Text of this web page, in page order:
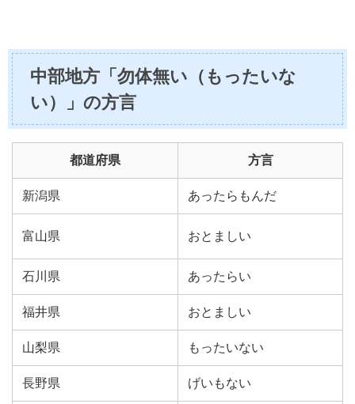
中部地方「勿体無い（もったいな
い）」の方言
都道府県 方言
新潟県 あったらもんだ
富山県 おとましい
石川県 あったらい
福井県 おとましい
山梨県 もったいない
長野県 げいもない